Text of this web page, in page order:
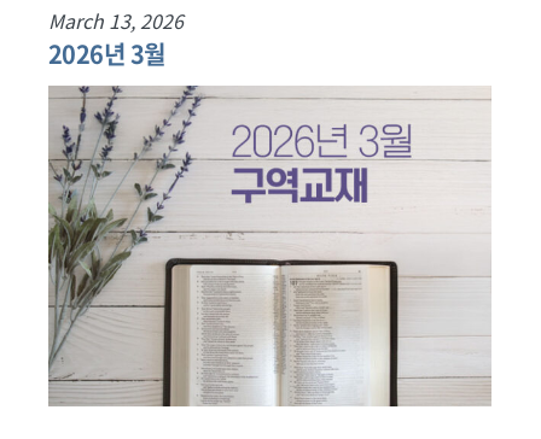
March 13, 2026
2026년 3월